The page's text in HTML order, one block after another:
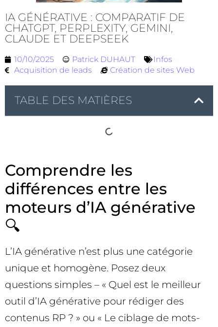
IA GÉNÉRATIVE : COMPARATIF DE
CHATGPT, PERPLEXITY, GEMINI,
CLAUDE ET DEEPSEEK
10/10/2025 Patrick DUHAUT
Infos
Acquisition de leads
Création de sites Web
TABLE DES MATIÈRES
Comprendre les
différences entre les
moteurs d’IA générative
🔍
L’IA générative n’est plus une catégorie
unique et homogène. Posez deux
questions simples – « Quel est le meilleur
outil d’IA générative pour rédiger des
contenus RP ? » ou « Le ciblage de mots-